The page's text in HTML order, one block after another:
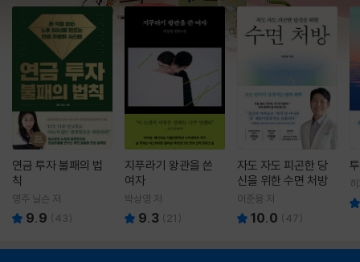
연금 투자 불패의 법
칙
영주 닐슨 저
9.9 (43)
지푸라기 왕관을 쓴
여자
박상영 저
9.3 ( 21 )
자도 자도 피곤한 당
신을 위한 수면 처방
이준용 저
10.0 (47)